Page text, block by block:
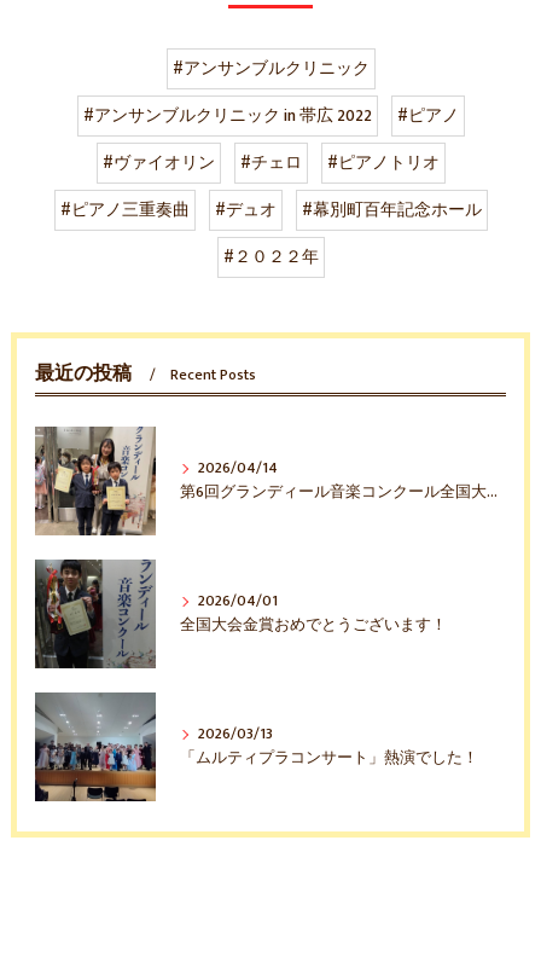
#アンサンブルクリニック
#アンサンブルクリニック in 帯広 2022
#ピアノ
#ヴァイオリン
#チェロ
#ピアノトリオ
#ピアノ三重奏曲
#デュオ
#幕別町百年記念ホール
#２０２２年
最近の投稿 Recent Posts
2026/04/14
第6回グランディール音楽コンクール全国大会入賞おめでとう！
2026/04/01
全国大会金賞おめでとうございます！
2026/03/13
「ムルティプラコンサート」熱演でした！